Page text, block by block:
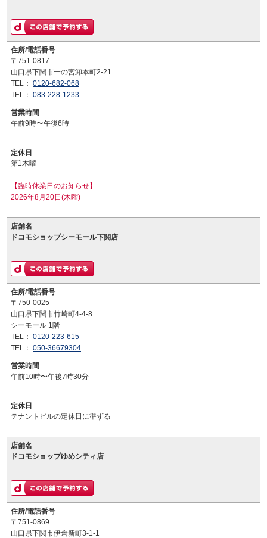
住所/電話番号
〒751-0817
山口県下関市一の宮卸本町2-21
TEL： 0120-682-068
TEL： 083-228-1233
営業時間
午前9時〜午後6時
定休日
第1木曜
【臨時休業日のお知らせ】
2026年8月20日(木曜)
店舗名
ドコモショップシーモール下関店
住所/電話番号
〒750-0025
山口県下関市竹崎町4-4-8
シーモール 1階
TEL： 0120-223-615
TEL： 050-36679304
営業時間
午前10時〜午後7時30分
定休日
テナントビルの定休日に準ずる
店舗名
ドコモショップゆめシティ店
住所/電話番号
〒751-0869
山口県下関市伊倉新町3-1-1